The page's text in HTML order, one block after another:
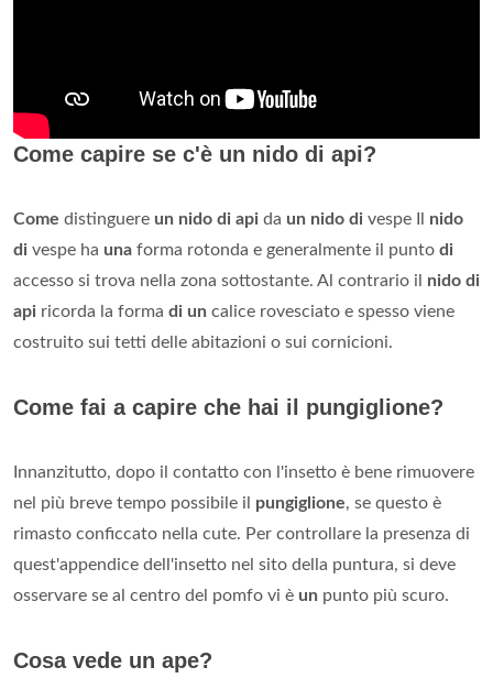
Come capire se c'è un nido di api?
Come distinguere un nido di api da un nido di vespe Il nido
di vespe ha una forma rotonda e generalmente il punto di
accesso si trova nella zona sottostante. Al contrario il nido di
api ricorda la forma di un calice rovesciato e spesso viene
costruito sui tetti delle abitazioni o sui cornicioni.
Come fai a capire che hai il pungiglione?
Innanzitutto, dopo il contatto con l'insetto è bene rimuovere
nel più breve tempo possibile il pungiglione, se questo è
rimasto conficcato nella cute. Per controllare la presenza di
quest'appendice dell'insetto nel sito della puntura, si deve
osservare se al centro del pomfo vi è un punto più scuro.
Cosa vede un ape?